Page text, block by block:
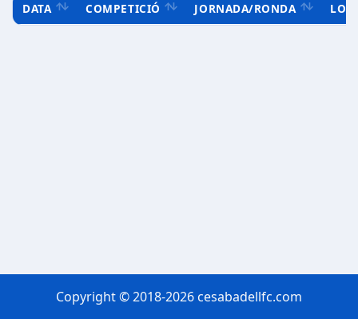
DATA COMPETICIÓ JORNADA/RONDA
Copyright © 2018-2026 cesabadellfc.com